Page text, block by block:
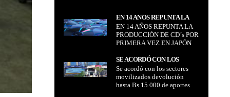
EN 14 AÑOS REPUNTA LA
PRODUCCIÓN DE CD´S POR
PRIMERA VEZ EN JAPÓN
EN 14 AÑOS REPUNTA LA
PRODUCCIÓN DE CD´s POR
PRIMERA VEZ EN JAPÓN
SE ACORDÓ CON LOS
SECTORES MOVILIZADOS
DEVOLUCIÓN HASTA BS
15.000 DE APORTES PARA
Se acordó con los sectores
movilizados devolución
hasta Bs 15.000 de aportes